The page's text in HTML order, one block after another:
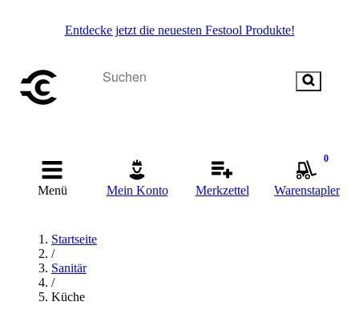
Entdecke jetzt die neuesten Festool Produkte!
Menü Mein Konto Merkzettel
0
Warenstapler
Startseite
/
Sanitär
/
Küche